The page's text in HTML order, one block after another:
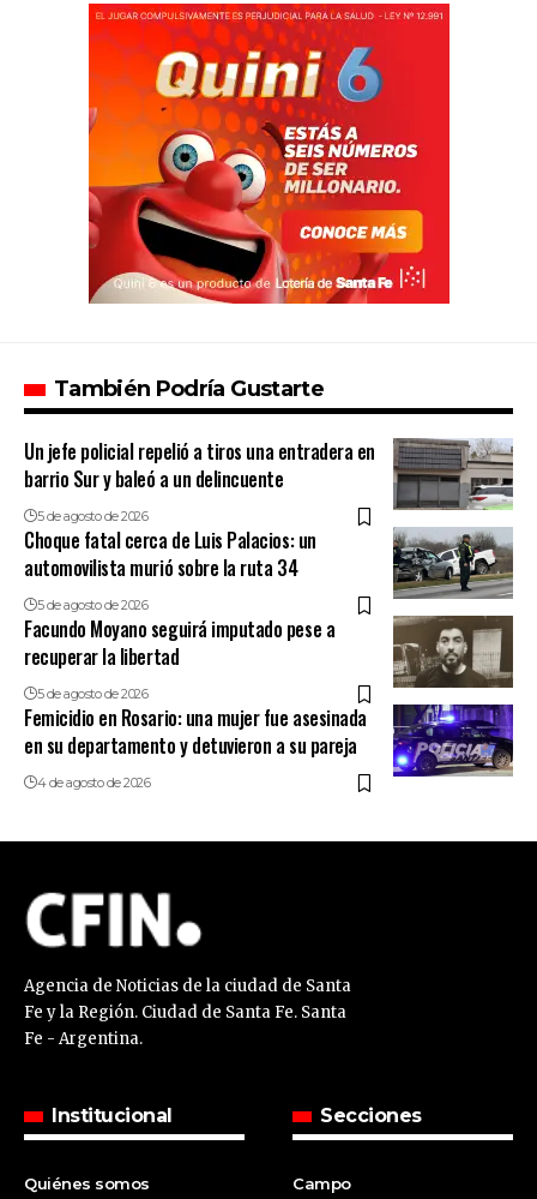
También Podría Gustarte
Un jefe policial repelió a tiros una entradera en
barrio Sur y baleó a un delincuente
5 de agosto de 2026
Choque fatal cerca de Luis Palacios: un
automovilista murió sobre la ruta 34
5 de agosto de 2026
Facundo Moyano seguirá imputado pese a
recuperar la libertad
5 de agosto de 2026
Femicidio en Rosario: una mujer fue asesinada
en su departamento y detuvieron a su pareja
4 de agosto de 2026
Agencia de Noticias de la ciudad de Santa
Fe y la Región. Ciudad de Santa Fe. Santa
Fe - Argentina.
Institucional
Quiénes somos
Secciones
Campo